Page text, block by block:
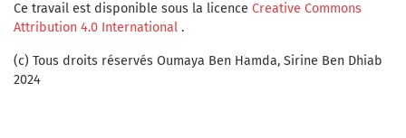
Ce travail est disponible sous la licence Creative Commons
Attribution 4.0 International .
(c) Tous droits réservés Oumaya Ben Hamda, Sirine Ben Dhiab
2024